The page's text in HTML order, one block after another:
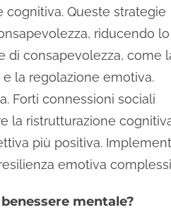
cognitiva. Queste strategie
riducendo lo
di consapevolezza, come
la regolazione emotiva.
Forti connessioni sociali
la ristrutturazione
più positiva.
emotiva
mentale?